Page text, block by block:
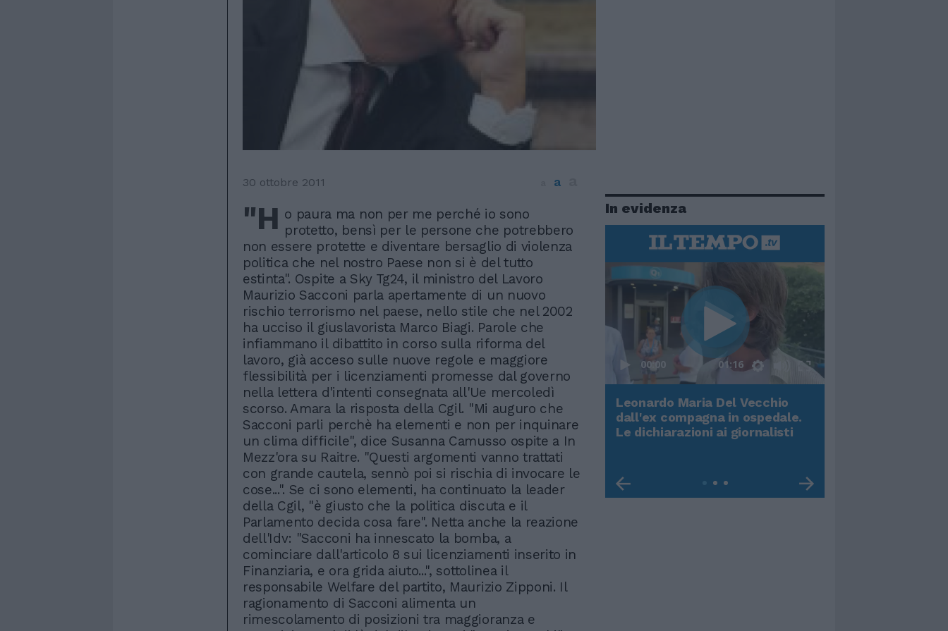
30 ottobre 2011 a
"H o paura ma non per me perché io sono
protetto, bensì per le persone che potrebbero
non essere protette e diventare bersaglio di violenza
politica che nel nostro Paese non si è del tutto
estinta". Ospite a Sky Tg24, il ministro del Lavoro
Maurizio Sacconi parla apertamente di un nuovo
rischio terrorismo nel paese, nello stile che nel 2002
ha ucciso il giuslavorista Marco Biagi. Parole che
infiammano il dibattito in corso sulla riforma del
lavoro, già acceso sulle nuove regole e maggiore
flessibilità per i licenziamenti promesse dal governo
nella lettera d'intenti consegnata all'Ue mercoledì
scorso. Amara la risposta della Cgil. "Mi auguro che
Sacconi parli perchè ha elementi e non per inquinare
un clima difficile", dice Susanna Camusso ospite a In
Mezz'ora su Raitre. "Questi argomenti vanno trattati
con grande cautela, sennò poi si rischia di invocare le
cose...". Se ci sono elementi, ha continuato la leader
della Cgil, "è giusto che la politica discuta e il
Parlamento decida cosa fare". Netta anche la reazione
dell'Idv: "Sacconi ha innescato la bomba, a
cominciare dall'articolo 8 sui licenziamenti inserito in
Finanziaria, e ora grida aiuto...", sottolinea il
responsabile Welfare del partito, Maurizio Zipponi. Il
ragionamento di Sacconi alimenta un
rimescolamento di posizioni tra maggioranza e
In evidenza
Rudy Giuliani a Come States?
Trump, Meloni e la strategia
americana
00:00 01:16
Leonardo Maria Del Vecchio
dall'ex compagna in ospedale.
Le dichiarazioni ai giornalisti